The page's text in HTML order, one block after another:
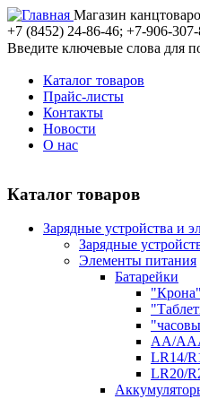
Магазин
+7 (8452) 24-86-46; +7-906-
Введите ключевые слова для
Каталог товаров
Прайс-листы
Контакты
Новости
О нас
Каталог товаров
Зарядные устройства и
Зарядные
Элементы питания
Батарейки
AA/
LR14/
LR20/